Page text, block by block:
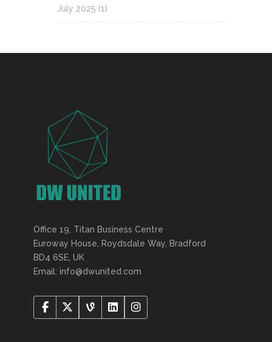
July 2025 (1)
Office 19, Titan Business Centre
Euroway House, Roydsdale Way, Bradford
BD4 6SE, UK
Email: info@dwunited.com